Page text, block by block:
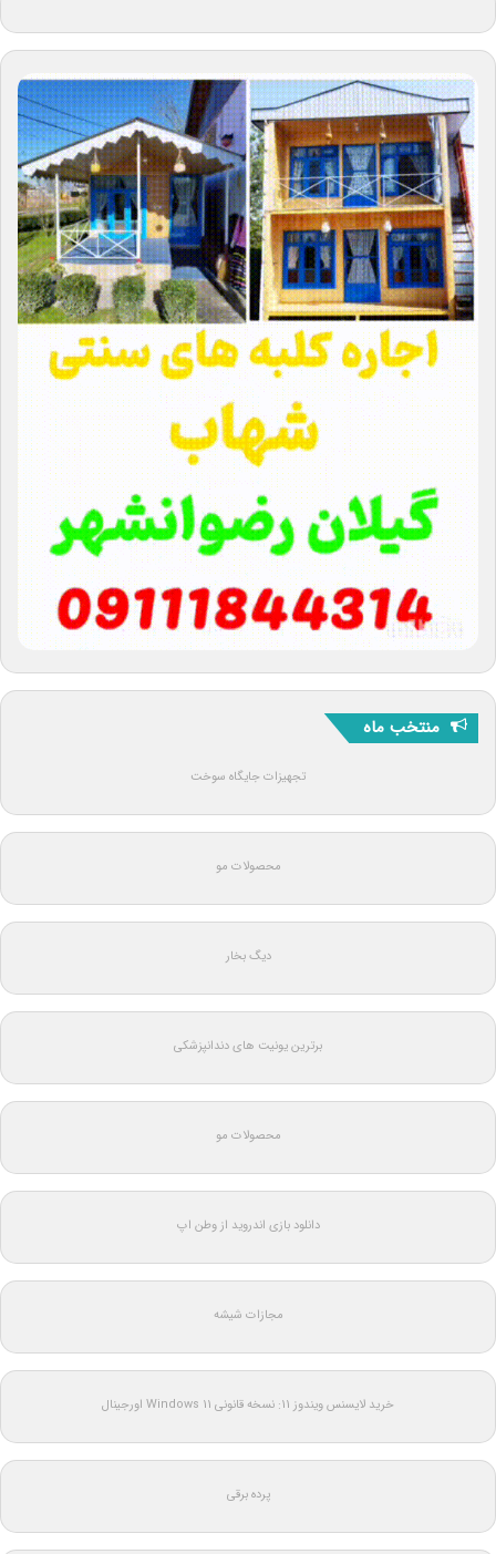
منتخب ماه
تجهیزات جایگاه سوخت
محصولات مو
دیگ بخار
برترین یونیت های دندانپزشکی
محصولات مو
دانلود بازی اندروید از وطن اپ
مجازات شیشه
خرید لایسنس ویندوز 11: نسخه قانونی Windows 11 اورجینال
پرده برقی